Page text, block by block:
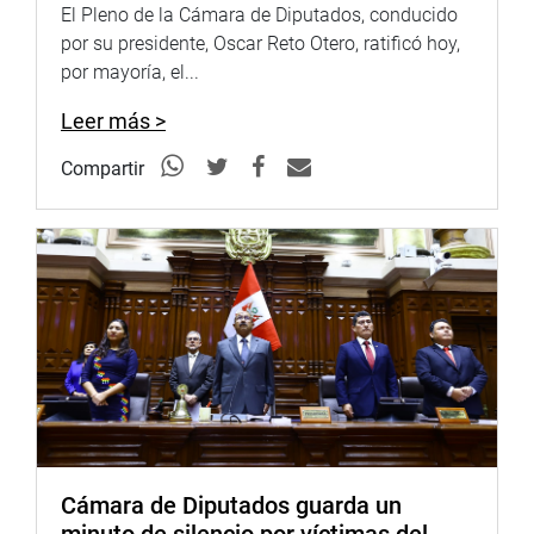
día que se tenía para su promulgación y no hubo tiempo
ni siquiera para analizar las observaciones.
“Tengo satisfacción de comprobar que el gobierno ha
reconocido que el decreto de urgencia no sirvió de nada,
creo que ya comenzamos a coincidir. El Decreto de
Urgencia fue una burla para todos”, expresó.
Úrsula Letona, interrumpiendo, señaló que es necesario
tener en cuenta dos aspectos: no tenemos claro el
balance que ha dejado el decreto de urgencia. Además se
tiene que informar sobre el valor real de los activos de las
empresas corruptas.
“Necesitamos evidencias para tener conocimiento de la
situación en que se encuentran las empresas corruptas,
en cuánto se ha valorizado la empresa Odebrecht. Nada
se nos ha informado. No se puede trabajar a ciegas”,
aseveró.
El Pleno de la Cámara de Diputados, conducido
por su presidente, Oscar Reto Otero, ratificó hoy,
por mayoría, el...
Leer más >
Compartir
Cámara de Diputados guarda un